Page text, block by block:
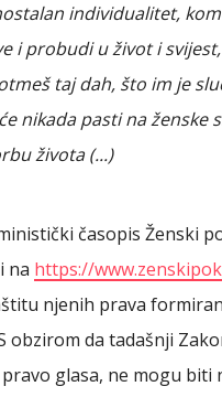
individualitet,
i probudi u život i
taj dah, što im je
nikada pasti na ženske
života (...)
časopis Ženski
na https://
njenih prava
obzirom da tadašnji
glasa, ne mogu biti